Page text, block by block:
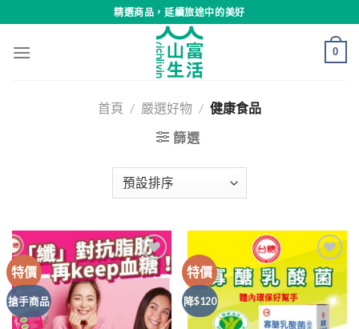
to
content
精選商品，延續旅途中的美好
0
首頁 / 嚴選好物 / 健康食品
篩選
特價
搶手商品
Add to
wishlist
特價
降$120
Add to
wishlist